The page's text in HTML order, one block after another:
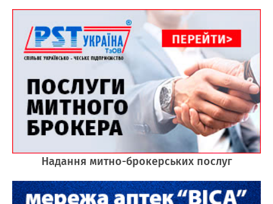
Надання митно-брокерських послуг